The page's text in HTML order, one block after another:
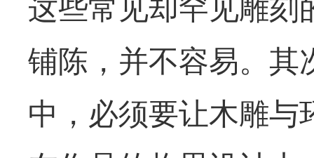
这些常见却罕见雕刻
铺陈，并不容易。其
中，必须要让木雕与